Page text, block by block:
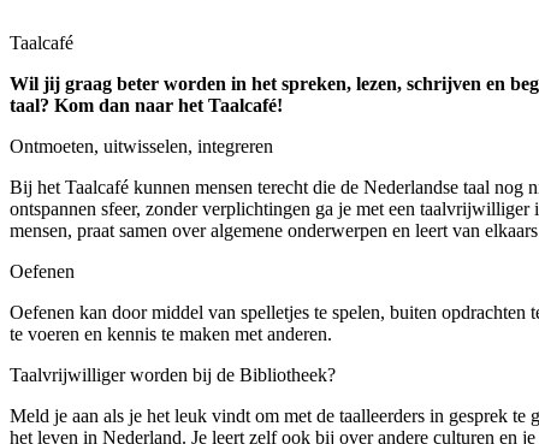
Taalcafé
Wil jij graag beter worden in het spreken, lezen, schrijven en
taal? Kom dan naar het Taalcafé!
Ontmoeten, uitwisselen, integreren
Bij het Taalcafé kunnen mensen terecht die de Nederlandse taal nog
ontspannen sfeer, zonder verplichtingen ga je met een taalvrijwilliger
mensen, praat samen over algemene onderwerpen en leert van
Oefenen
Oefenen kan door middel van spelletjes te spelen, buiten opdrachten
te voeren en kennis te maken met anderen.
Taalvrijwilliger worden bij de Bibliotheek?
Meld je aan als je het leuk vindt om met de taalleerders in gesprek te
het leven in Nederland. Je leert zelf ook bij over andere culturen en